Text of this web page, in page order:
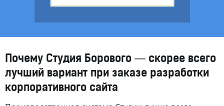
Почему Студия Борового — скорее всего
лучший вариант при заказе разработки
корпоративного сайта